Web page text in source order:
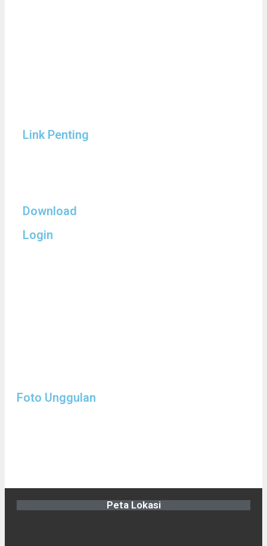
Link Penting
Download
Login
Foto Unggulan
Peta Lokasi